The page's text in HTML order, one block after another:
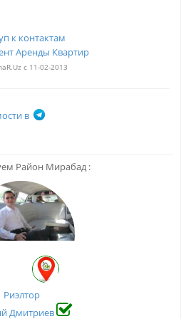
к контактам
Аренды Квартир
с 11-02-2013
в
Район Мирабад :
Риэлтор
Дмитриев